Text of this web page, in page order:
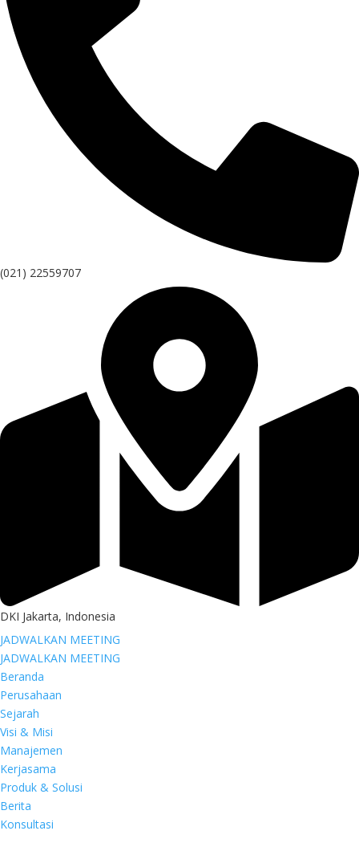
(021) 22559707
DKI Jakarta, Indonesia
JADWALKAN MEETING
JADWALKAN MEETING
Beranda
Perusahaan
Sejarah
Visi & Misi
Manajemen
Kerjasama
Produk & Solusi
Berita
Konsultasi